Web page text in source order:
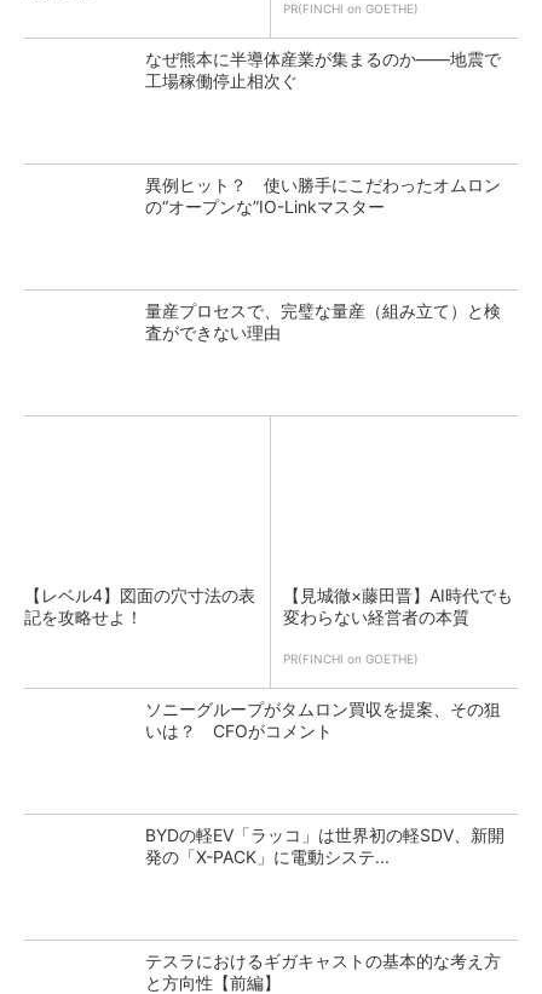
PR(FINCHI on GOETHE)
なぜ熊本に半導体産業が集まるのか――地震で
工場稼働停止相次ぐ
異例ヒット？ 使い勝手にこだわったオムロン
の“オープンな”IO-Linkマスター
量産プロセスで、完璧な量産（組み立て）と検
査ができない理由
【レベル4】図面の穴寸法の表
記を攻略せよ！
【見城徹×藤田晋】AI時代でも
変わらない経営者の本質
PR(FINCHI on GOETHE)
ソニーグループがタムロン買収を提案、その狙
いは？ CFOがコメント
BYDの軽EV「ラッコ」は世界初の軽SDV、新開
発の「X-PACK」に電動システ...
テスラにおけるギガキャストの基本的な考え方
と方向性【前編】